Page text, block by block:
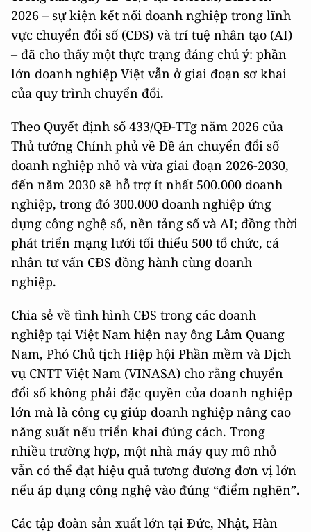
2026 – sự kiện kết nối doanh nghiệp trong lĩnh
vực chuyển đổi số (CĐS) và trí tuệ nhân tạo (AI)
– đã cho thấy một thực trạng đáng chú ý: phần
lớn doanh nghiệp Việt vẫn ở giai đoạn sơ khai
của quy trình chuyển đổi.
Theo Quyết định số 433/QĐ-TTg năm 2026 của
Thủ tướng Chính phủ về Đề án chuyển đổi số
doanh nghiệp nhỏ và vừa giai đoạn 2026-2030,
đến năm 2030 sẽ hỗ trợ ít nhất 500.000 doanh
nghiệp, trong đó 300.000 doanh nghiệp ứng
dụng công nghệ số, nền tảng số và AI; đồng thời
phát triển mạng lưới tối thiểu 500 tổ chức, cá
nhân tư vấn CĐS đồng hành cùng doanh
nghiệp.
Chia sẻ về tình hình CĐS trong các doanh
nghiệp tại Việt Nam hiện nay ông Lâm Quang
Nam, Phó Chủ tịch Hiệp hội Phần mềm và Dịch
vụ CNTT Việt Nam (VINASA) cho rằng chuyển
đổi số không phải đặc quyền của doanh nghiệp
lớn mà là công cụ giúp doanh nghiệp nâng cao
năng suất nếu triển khai đúng cách. Trong
nhiều trường hợp, một nhà máy quy mô nhỏ
vẫn có thể đạt hiệu quả tương đương đơn vị lớn
nếu áp dụng công nghệ vào đúng “điểm nghẽn”.
Các tập đoàn sản xuất lớn tại Đức, Nhật, Hàn